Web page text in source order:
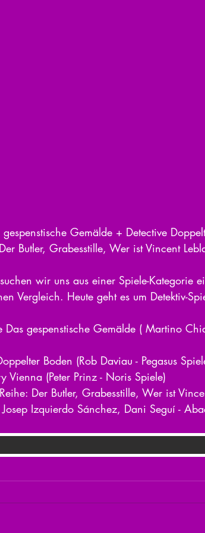
gespenstische Gemälde + Detective
Butler, Grabesstille, Wer ist Vincent
wir uns aus einer Spiele-Kategorie
Vergleich. Heute geht es um Detektiv-
Das gespenstische Gemälde ( Martino
Boden (Rob Daviau - Pegasus
Vienna (Peter Prinz - Noris Spiele)
Der Butler, Grabesstille, Wer ist
Izquierdo Sánchez, Dani Seguí -